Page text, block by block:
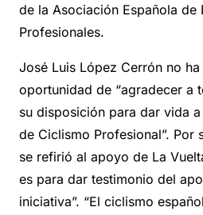
de la Asociación Española de
Profesionales.
José Luis López Cerrón no
oportunidad de “agradecer a
su disposición para dar vida
de Ciclismo Profesional”. Por
se refirió al apoyo de La
es para dar testimonio del
iniciativa”. “El ciclismo